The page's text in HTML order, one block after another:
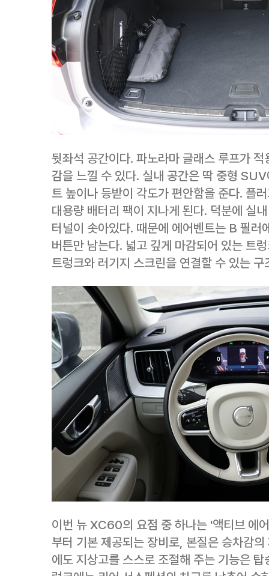
뒷좌석 공간이다. 파노라마 글래스 루프가
감을 느낄 수 있다. 실내 공간은 딱 중형
트 높이나 등받이 각도가 편안함을 준다. 플
대용량 배터리 팩이 지나게 된다. 덕분에 실
터널이 솟아있다. 때문에 에어벤트는 B 필
버튼만 남는다. 넓고 깊게 마감되어 있는 트
트렁크와 러기지 스크린을 연결할 수 있는
이번 뉴 XC60의 요점 중 하나는 '액티브 에
부터 기본 제공되는 장비로, 본질은 승차감
에도 지상고를 스스로 조절해 주는 기능은